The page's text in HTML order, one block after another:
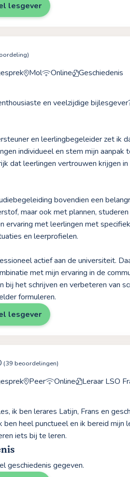
lesgever
Mol Online Geschiedenis
en veelzijdige
en leerlingbegeleider zet ik
individueel en stem mijn aanpak
dat leerlingen vertrouwen krijgen in
bovendien een
maar ook met plannen,
ervaring met leerlingen met
en leerprofielen.
actief aan de universiteit.
met mijn ervaring in de
het schrijven en verbeteren van
formuleren.
lesgever
(39 beoordelingen)
Peer Online Leraar LSO
ik ben lerares Latijn, Frans en
ben heel punctueel en ik bereid mijn
iets bij te leren.
geschiedenis gegeven.